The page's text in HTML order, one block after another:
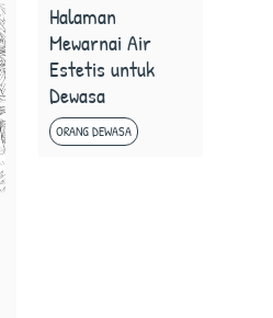
Halaman
Mewarnai Air
Estetis untuk
Dewasa
ORANG DEWASA